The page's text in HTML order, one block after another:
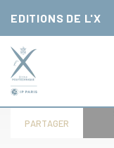
EDITIONS DE L'X
PARTAGER